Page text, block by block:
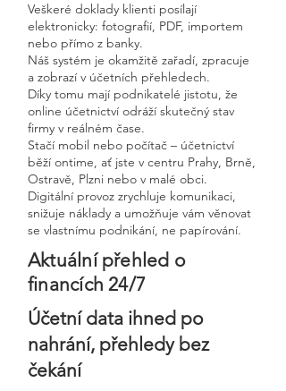
Veškeré doklady klienti posílají
elektronicky: fotografií, PDF, importem
nebo přímo z banky.
Náš systém je okamžitě zařadí, zpracuje
a zobrazí v účetních přehledech.
Díky tomu mají podnikatelé jistotu, že
online účetnictví odráží skutečný stav
firmy v reálném čase.
Stačí mobil nebo počítač – účetnictví
běží ontime, ať jste v centru Prahy, Brně,
Ostravě, Plzni nebo v malé obci.
Digitální provoz zrychluje komunikaci,
snižuje náklady a umožňuje vám věnovat
se vlastnímu podnikání, ne papírování.
Aktuální přehled o
financích 24/7
Účetní data ihned po
nahrání, přehledy bez
čekání